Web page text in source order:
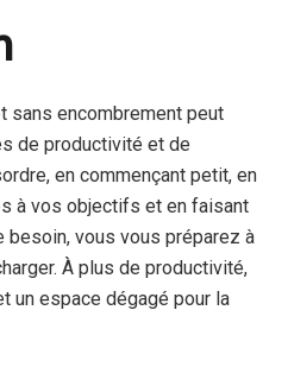
sans encombrement peut
de productivité et de
, en commençant petit, en
à vos objectifs et en faisant
besoin, vous vous préparez à
À plus de productivité,
un espace dégagé pour la